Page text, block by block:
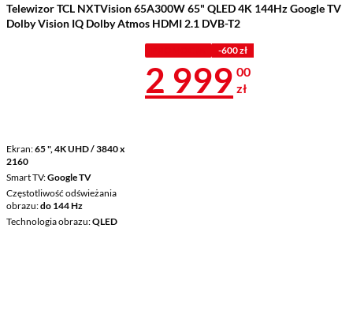
Telewizor TCL NXTVision 65A300W 65" QLED 4K 144Hz Google TV
Dolby Vision IQ Dolby Atmos HDMI 2.1 DVB-T2
Ekran 65 ", 4K UHD / 3840 x
2160
Smart TV Google TV
Częstotliwość odświeżania
obrazu do 144 Hz
Technologia obrazu QLED
-600 zł
Cena 2 999 zł
2 999 00
zł